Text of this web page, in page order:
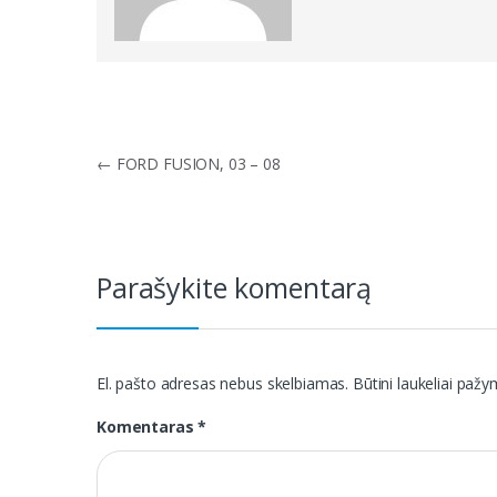
Navigacija
← FORD FUSION, 03 – 08
Parašykite komentarą
El. pašto adresas nebus skelbiamas. Būtini laukeliai
Komentaras*